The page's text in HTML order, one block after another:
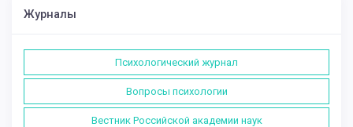
Журналы
Психологический журнал
Вопросы психологии
Вестник Российской академии наук